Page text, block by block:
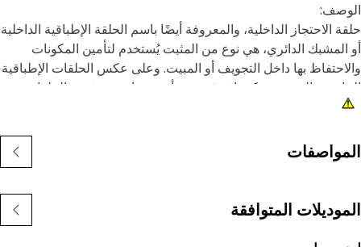
الاحتجاز الداخلية، والمعروفة أيضًا باسم الحلقة الإطباقية الداخلية
الدائري، هي نوع من المثبت يُستخدم لتأمين المكونات
بها داخل التجويف أو المبيت. وعلى عكس الحلقات الإطباقية
التي يتم تركيبها فوق عمود أو مسمار، يتم تثبيت الحلقات
الداخلية داخل تجويف أو حز لتثبيت المكونات في مكانها.
أو إزاحة المكونات داخل التجويف أو المبيت. وهي تعمل
احتجاز، حيث تثبت المكونات مثل المحامل أو الأعمدة أو موانع
بمواصفات دقيقة، كما يتم تصميمها لضمان المتانة،
المتوافقة